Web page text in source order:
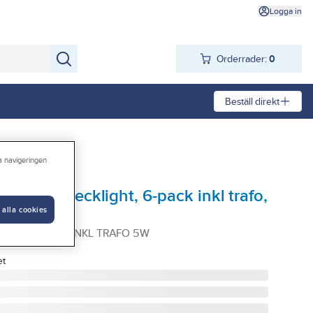
Logga in
Orderrader: 0
Beställ direkt
LED, decklight, 6-pack inkl trafo,
6-PACK SET INKL TRAFO 5W
navigeringen
alla cookies